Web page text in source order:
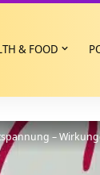
& FOOD
–